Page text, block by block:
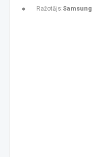
Ražotājs:Samsung